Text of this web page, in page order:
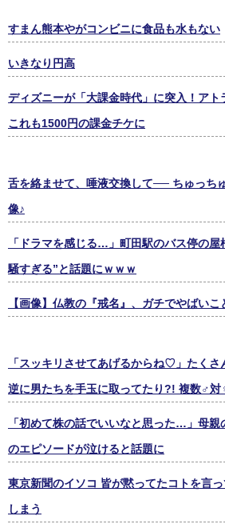
すまん熊本やがコンビニに食品も水もない
いきなり円高
ディズニーが「大課金時代」に突入！アト
これも1500円の課金チケに
舌を絡ませて、唾液交換して── ちゅっち
像♪
「ドラマを感じる…」町田駅のバス停の屋
騒すぎる”と話題にｗｗｗ
【画像】仏教の『戒名』、ガチでやばい
「スッキリさせてあげるからね♡」たくさ
逆に男たちを手玉に取ってたり?! 複数♂対
「初めて株の話でいいなと思った…」母親
のエピソードが泣けると話題に
東京新聞のイソコ 皆が黙ってたコトを言
しまう